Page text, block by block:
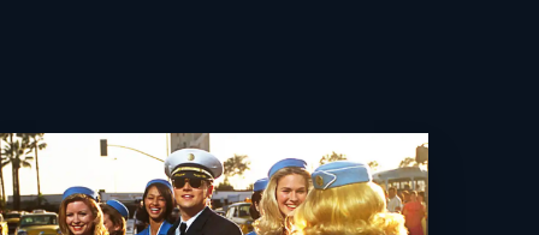
・ヘルナンデス
ヴェレット・スコット